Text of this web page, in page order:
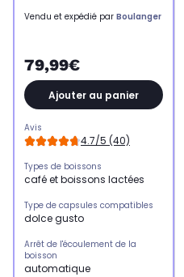
Vendu et expédié par Boulanger
79,99€
Ajouter au panier
Avis
4.7/5 (40)
Types de boissons
café et boissons lactées
Type de capsules compatibles
dolce gusto
Arrêt de l'écoulement de la
boisson
automatique